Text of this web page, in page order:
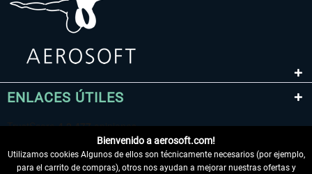
ENLACES ÚTILES
Bienvenido a aerosoft.com!
Utilizamos cookies Algunos de ellos son técnicamente necesarios (por ejemplo,
para el carrito de compras), otros nos ayudan a mejorar nuestras ofertas y